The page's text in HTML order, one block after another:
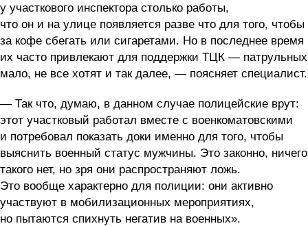
у участкового инспектора столько работы,
что он и на улице появляется разве что для того, чтобы
за кофе сбегать или сигаретами. Но в последнее время
их часто привлекают для поддержки ТЦК — патрульных
мало, не все хотят и так далее, — поясняет специалист.
— Так что, думаю, в данном случае полицейские врут:
этот участковый работал вместе с военкоматовскими
и потребовал показать доки именно для того, чтобы
выяснить военный статус мужчины. Это законно, ничего
такого нет, но зря они распространяют ложь.
Это вообще характерно для полиции: они активно
участвуют в мобилизационных мероприятиях,
но пытаются спихнуть негатив на военных».